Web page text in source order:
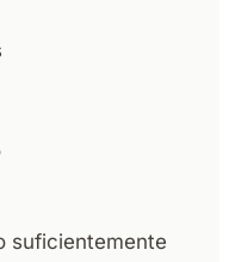
suficientemente